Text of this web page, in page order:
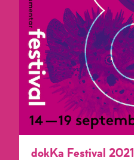
dokKa Festival 2021